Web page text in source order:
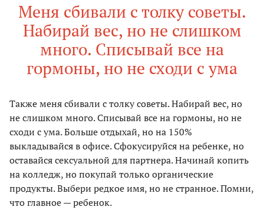
Меня сбивали с толку советы.
Набирай вес, но не слишком
много. Списывай все на
гормоны, но не сходи с ума
Также меня сбивали с толку советы. Набирай вес, но
не слишком много. Списывай все на гормоны, но не
сходи с ума. Больше отдыхай, но на 150%
выкладывайся в офисе. Сфокусируйся на ребенке, но
оставайся сексуальной для партнера. Начинай копить
на колледж, но покупай только органические
продукты. Выбери редкое имя, но не странное. Помни,
что главное — ребенок.